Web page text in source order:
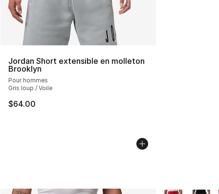
Jordan Short extensible en molleton
Brooklyn
Pour hommes
Gris loup / Voile
$64.00